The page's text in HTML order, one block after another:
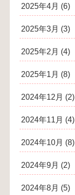
2025年4月 (6)
2025年3月 (3)
2025年2月 (4)
2025年1月 (8)
2024年12月 (2)
2024年11月 (4)
2024年10月 (8)
2024年9月 (2)
2024年8月 (5)